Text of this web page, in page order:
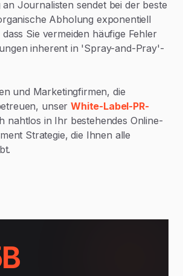
an Journalisten sendet bei der beste
Abholung exponentiell
Sie vermeiden häufige Fehler
inherent in 'Spray-and-Pray'-
und Marketingfirmen, die
unserWhite-Label-PR-
nahtlos in Ihr bestehendes Online-
Strategie, die Ihnen alle